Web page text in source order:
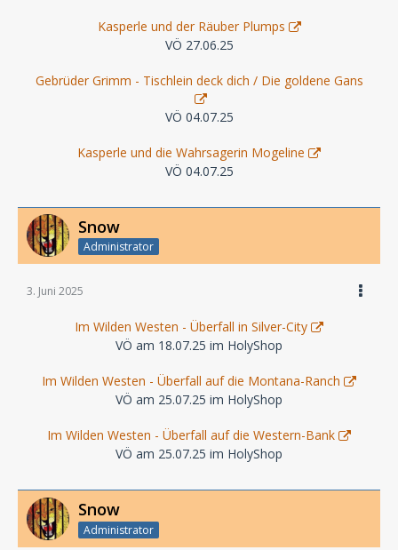
Kasperle und der Räuber Plumps
VÖ 27.06.25
Gebrüder Grimm - Tischlein deck dich / Die goldene Gans
VÖ 04.07.25
Kasperle und die Wahrsagerin Mogeline
VÖ 04.07.25
Snow
Administrator
3. Juni 2025
Im Wilden Westen - Überfall in Silver-City
VÖ am 18.07.25 im HolyShop
Im Wilden Westen - Überfall auf die Montana-Ranch
VÖ am 25.07.25 im HolyShop
Im Wilden Westen - Überfall auf die Western-Bank
VÖ am 25.07.25 im HolyShop
Snow
Administrator